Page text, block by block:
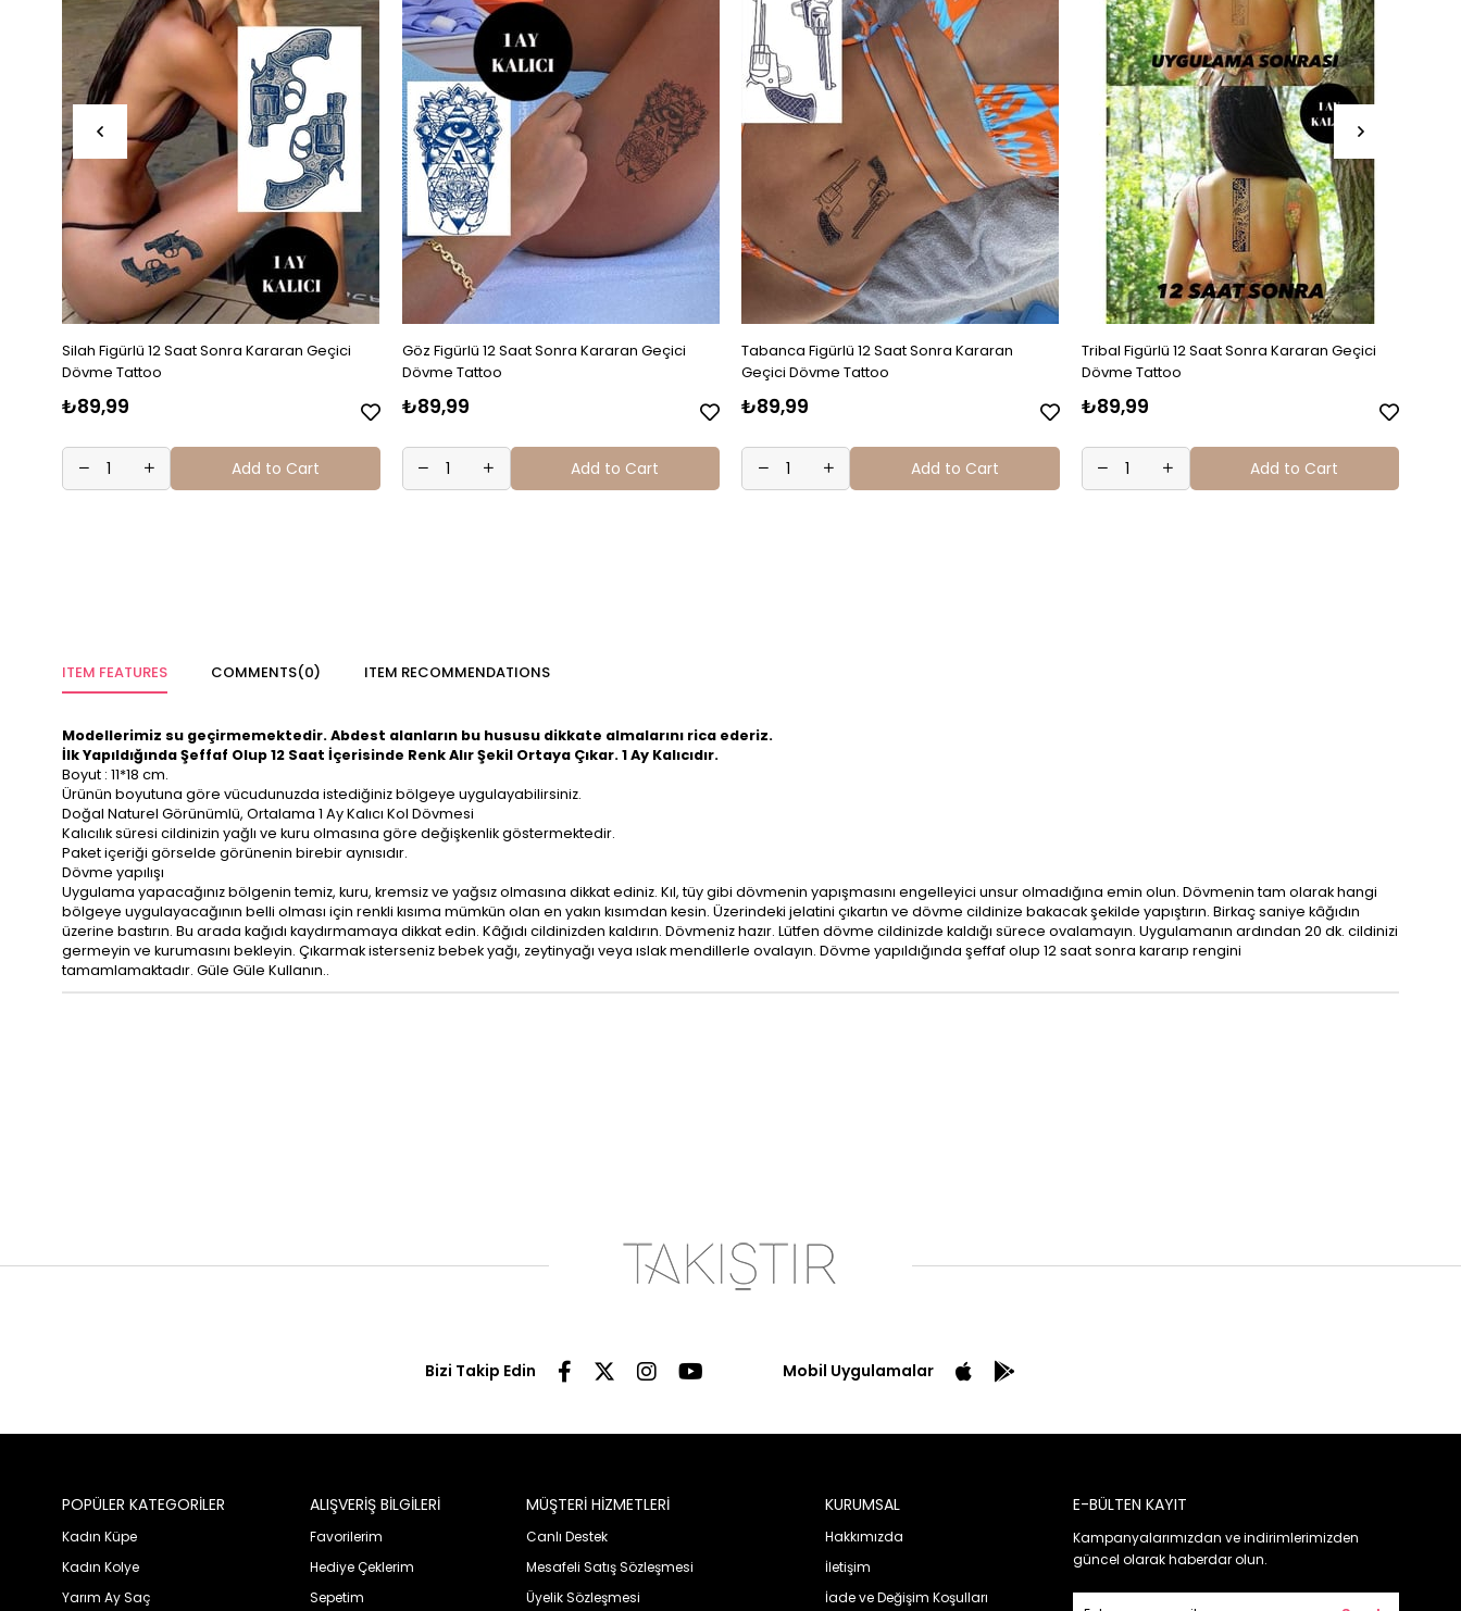
Silah Figürlü 12 Saat Sonra Kararan Geçici
Dövme Tattoo
₺89,99
Add to Cart
Göz Figürlü 12 Saat Sonra Kararan Geçici
Dövme Tattoo
₺89,99
Add to Cart
Tabanca Figürlü 12 Saat Sonra Kararan
Geçici Dövme Tattoo
₺89,99
Add to Cart
Tribal Figürlü 12 Saat Sonra Kararan Geçici
Dövme Tattoo
₺89,99
Add to Cart
ITEM FEATURES COMMENTS(0) ITEM RECOMMENDATIONS
Modellerimiz su geçirmemektedir. Abdest alanların bu hususu dikkate almalarını rica ederiz.
İlk Yapıldığında Şeffaf Olup 12 Saat İçerisinde Renk Alır Şekil Ortaya Çıkar. 1 Ay Kalıcıdır.
Boyut : 11*18 cm.
Ürünün boyutuna göre vücudunuzda istediğiniz bölgeye uygulayabilirsiniz.
Doğal Naturel Görünümlü, Ortalama 1 Ay Kalıcı Kol Dövmesi
Kalıcılık süresi cildinizin yağlı ve kuru olmasına göre değişkenlik göstermektedir.
Paket içeriği görselde görünenin birebir aynısıdır.
Dövme yapılışı
Uygulama yapacağınız bölgenin temiz, kuru, kremsiz ve yağsız olmasına dikkat ediniz. Kıl, tüy gibi dövmenin yapışmasını engelleyici unsur olmadığına emin olun. Dövmenin tam olarak hangi
bölgeye uygulayacağının belli olması için renkli kısıma mümkün olan en yakın kısımdan kesin. Üzerindeki jelatini çıkartın ve dövme cildinize bakacak şekilde yapıştırın. Birkaç saniye kâğıdın
üzerine bastırın. Bu arada kağıdı kaydırmamaya dikkat edin. Kâğıdı cildinizden kaldırın. Dövmeniz hazır. Lütfen dövme cildinizde kaldığı sürece ovalamayın. Uygulamanın ardından 20 dk. cildinizi
germeyin ve kurumasını bekleyin. Çıkarmak isterseniz bebek yağı, zeytinyağı veya ıslak mendillerle ovalayın. Dövme yapıldığında şeffaf olup 12 saat sonra kararıp rengini
tamamlamaktadır. Güle Güle Kullanın..
Bizi Takip Edin Mobil Uygulamalar
POPÜLER KATEGORİLER
Kadın Küpe
Kadın Kolye
Yarım Ay Saç
ALIŞVERİŞ BİLGİLERİ
Favorilerim
Hediye Çeklerim
Sepetim
MÜŞTERİ HİZMETLERİ
Canlı Destek
Mesafeli Satış Sözleşmesi
Üyelik Sözleşmesi
KURUMSAL
Hakkımızda
İletişim
İade ve Değişim Koşulları
E-BÜLTEN KAYIT
Kampanyalarımızdan ve indirimlerimizden
güncel olarak haberdar olun.